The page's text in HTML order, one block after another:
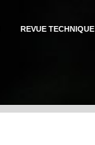
REVUE TECHNIQUE